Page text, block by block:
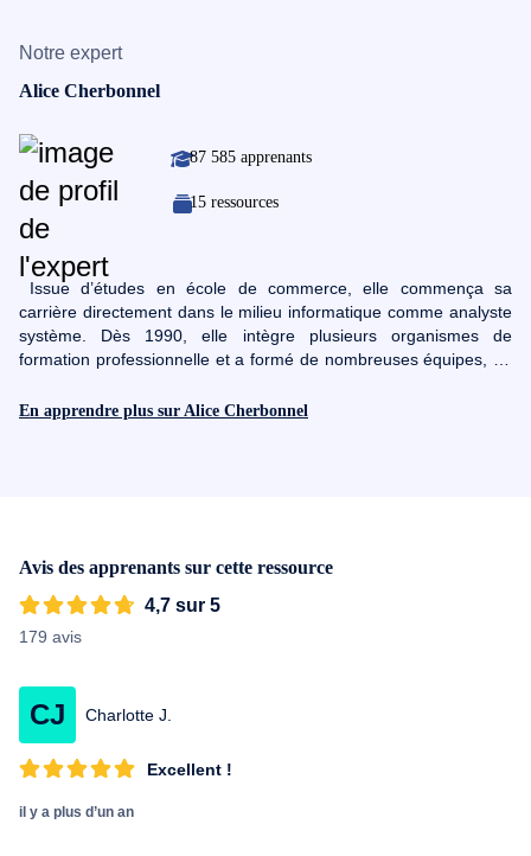
Notre expert
Alice Cherbonnel
87 585 apprenants
15 ressources
carrière directement dans le milieu informatique comme analyste
système. Dès 1990, elle intègre plusieurs organismes de
formation professionnelle et a formé de nombreuses équipes, en
Forte de son expérience de formatrice en présentiel, en 2011,
difficultés !
En apprendre plus sur Alice Cherbonnel
Avis des apprenants sur cette ressource
4,7 sur 5
179 avis
CJ Charlotte J.
Excellent !
il y a plus d’un an